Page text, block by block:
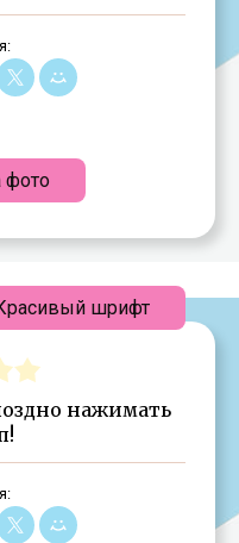
фото
нажимать
шрифт